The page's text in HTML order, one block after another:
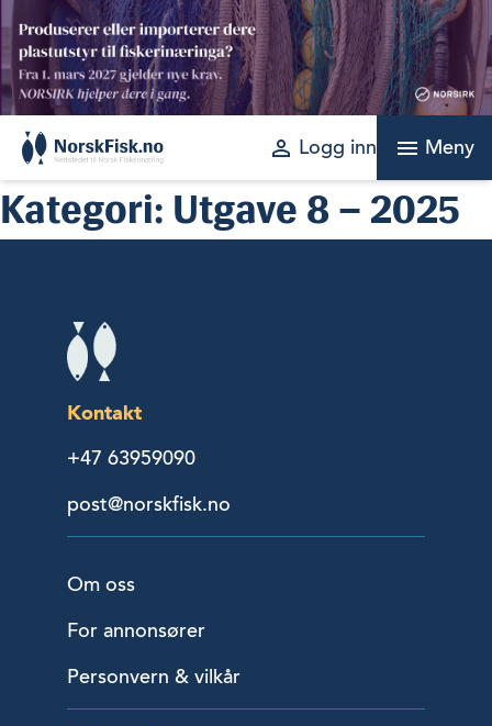
Skip
content
perm_identity Logg inn menu Meny
Kategori: Utgave 8 – 2025
Kontakt
+47 63959090
post@norskfisk.no
Om oss
For annonsører
Personvern & vilkår